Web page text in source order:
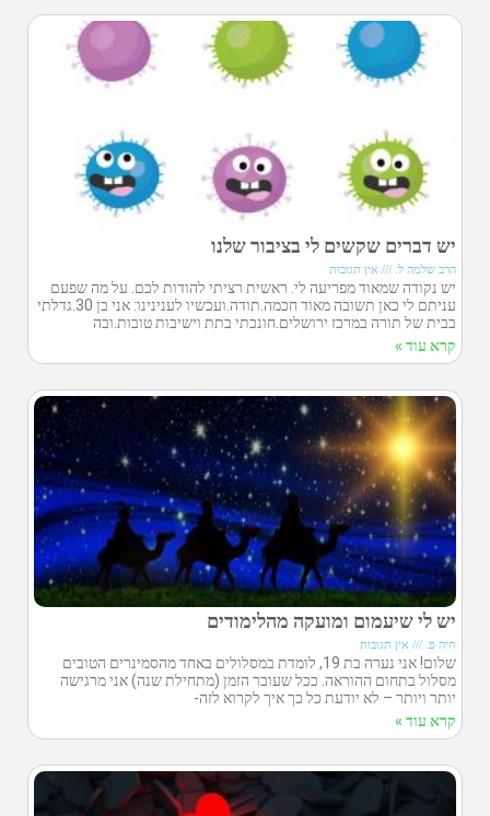
יש דברים שקשים לי בציבור שלנו
הרב שלמה ל. אין תגובות
יש נקודה שמאוד מפריעה לי. ראשית רציתי להודות לכם. על מה שפעם
עניתם לי כאן תשובה מאוד חכמה.תודה.ועכשיו לענינינו: אני בן 30.גדלתי
בבית של תורה במרכז ירושלים.חונכתי בתת וישיבות טובות.ובה
קרא עוד »
יש לי שיעמום ומועקה מהלימודים
חיה פ. אין תגובות
שלום! אני נערה בת 19, לומדת במסלולים באחד מהסמינרים הטובים
מסלול בתחום ההוראה. ככל שעובר הזמן (מתחילת שנה) אני מרגישה
יותר ויותר – לא יודעת כל כך איך לקרוא לזה-
קרא עוד »